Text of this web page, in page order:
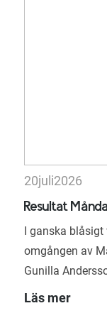
20juli2026
Resultat
I ganska blåsigt
omgången av
Gunilla
Läs mer